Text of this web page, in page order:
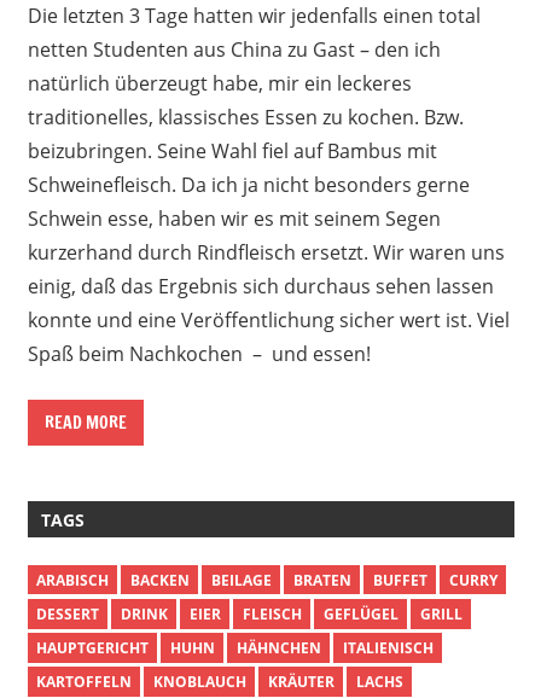
Die letzten 3 Tage hatten wir jedenfalls einen total
netten Studenten aus China zu Gast – den ich
natürlich überzeugt habe, mir ein leckeres
traditionelles, klassisches Essen zu kochen. Bzw.
beizubringen. Seine Wahl fiel auf Bambus mit
Schweinefleisch. Da ich ja nicht besonders gerne
Schwein esse, haben wir es mit seinem Segen
kurzerhand durch Rindfleisch ersetzt. Wir waren uns
einig, daß das Ergebnis sich durchaus sehen lassen
konnte und eine Veröffentlichung sicher wert ist. Viel
Spaß beim Nachkochen – und essen!
READ MORE
TAGS
ARABISCH BACKEN BEILAGE BRATEN BUFFET
CURRY
DESSERT
DRINK EIER FLEISCH GEFLÜGEL
GRILL
HAUPTGERICHT
HUHN HÄHNCHEN
ITALIENISCH
KARTOFFELN
KNOBLAUCH KRÄUTER LACHS